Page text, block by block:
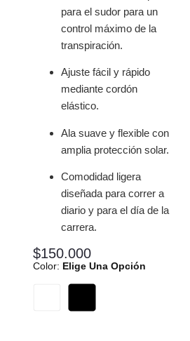
para el sudor para un
control máximo de la
transpiración.
Ajuste fácil y rápido
mediante cordón
elástico.
Ala suave y flexible con
amplia protección solar.
Comodidad ligera
diseñada para correr a
diario y para el día de la
carrera.
$150.000
Color: Elige Una Opción